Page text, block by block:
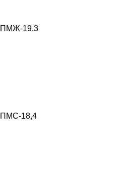
ПМЖ-19,3
ПМС-18,4